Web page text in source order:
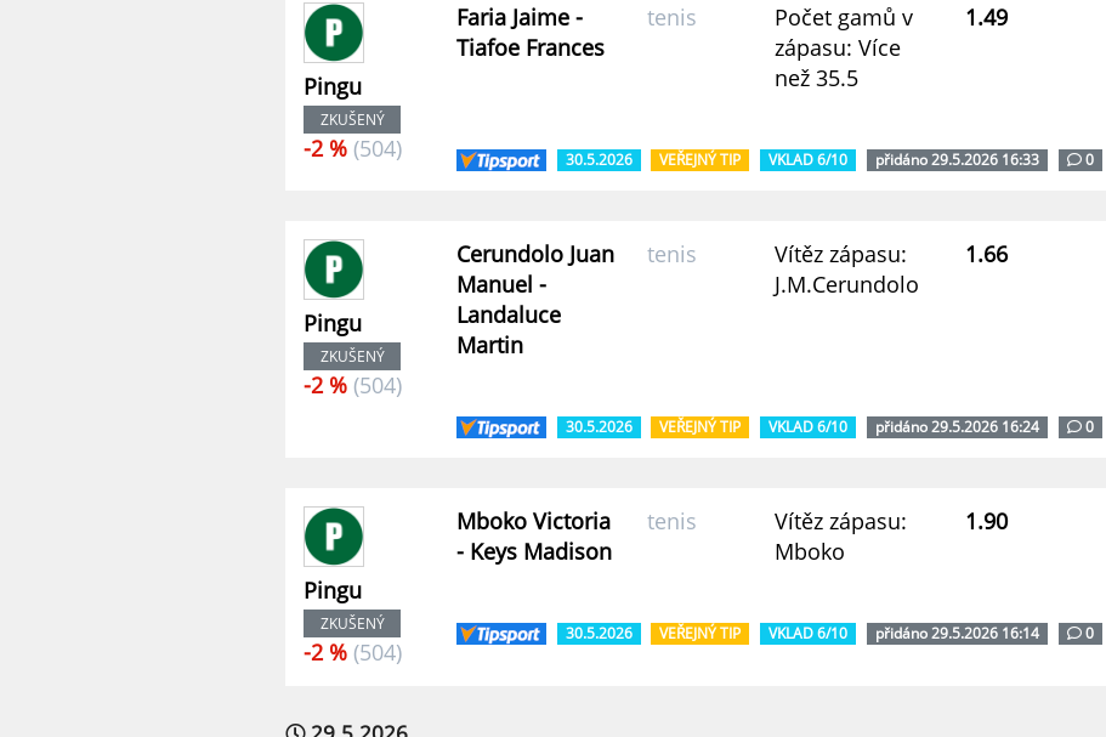
Pingu
ZKUŠENÝ
-2 % (504)
Faria Jaime -
Tiafoe Frances
tenis
Počet gamů v
zápasu: Více
než 35.5
1.49
30.5.2026 VEŘEJNÝ TIP VKLAD 6/10 přidáno 29.5.2026 16:33 0
Pingu
ZKUŠENÝ
-2 % (504)
Cerundolo Juan
Manuel -
Landaluce
Martin
tenis
Vítěz zápasu:
J.M.Cerundolo
1.66
30.5.2026 VEŘEJNÝ TIP VKLAD 6/10 přidáno 29.5.2026 16:24 0
Pingu
ZKUŠENÝ
-2 % (504)
Mboko Victoria
- Keys Madison
tenis
Vítěz zápasu:
Mboko
1.90
30.5.2026 VEŘEJNÝ TIP VKLAD 6/10 přidáno 29.5.2026 16:14 0